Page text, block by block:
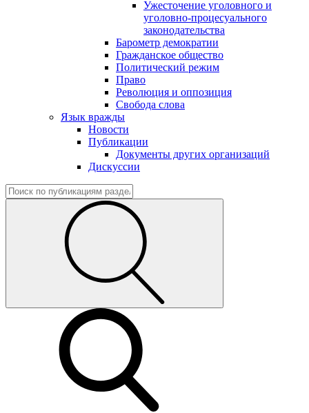
Ужесточение уголовного и
уголовно-процесуального
законодательства
Барометр демократии
Гражданское общество
Политический режим
Право
Революция и оппозиция
Свобода слова
Язык вражды
Новости
Публикации
Документы других организаций
Дискуссии